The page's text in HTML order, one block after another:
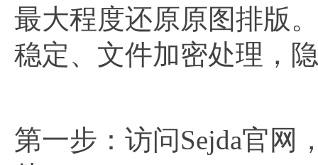
最大程度还原原图排版
稳定、文件加密处理，
第一步：访问Sejda官网